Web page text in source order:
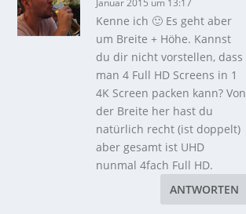
Januar 2015 um 13:17
Kenne ich 🙂 Es geht aber
um Breite + Höhe. Kannst
du dir nicht vorstellen, dass
man 4 Full HD Screens in 1
4K Screen packen kann? Von
der Breite her hast du
natürlich recht (ist doppelt)
aber gesamt ist UHD
nunmal 4fach Full HD.
ANTWORTEN